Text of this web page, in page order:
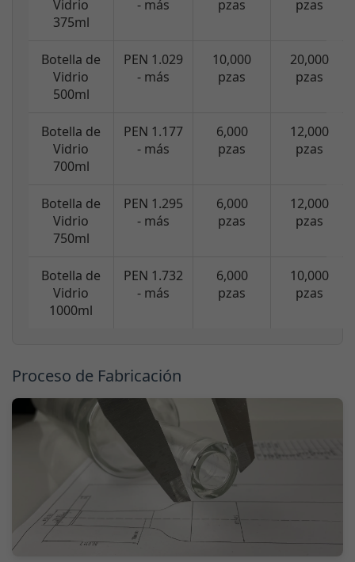
Vidrio
375ml
- más pzas pzas
Botella de
Vidrio
500ml
PEN 1.029
- más
10,000
pzas
20,000
pzas
Botella de
Vidrio
700ml
PEN 1.177
- más
6,000
pzas
12,000
pzas
Botella de
Vidrio
750ml
PEN 1.295
- más
6,000
pzas
12,000
pzas
Botella de
Vidrio
1000ml
PEN 1.732
- más
6,000
pzas
10,000
pzas
Proceso de Fabricación